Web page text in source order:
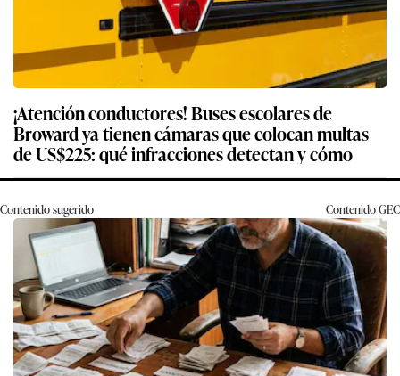
¡Atención conductores! Buses escolares de
Broward ya tienen cámaras que colocan multas
de US$225: qué infracciones detectan y cómo
Contenido sugerido ContenidoGEC